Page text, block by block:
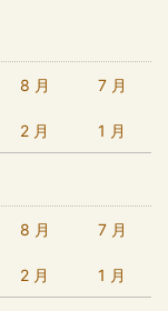
8 月 7 月
2 月 1 月
8 月 7 月
2 月 1 月